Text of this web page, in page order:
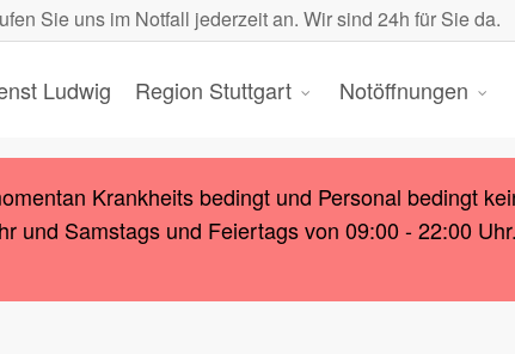
Sie uns im Notfall jederzeit an. Wir sind 24h für Sie da.
Ludwig Region Stuttgart Notöffnungen
Krankheits bedingt und Personal bedingt
und Samstags und Feiertags von 09:00 - 22:00